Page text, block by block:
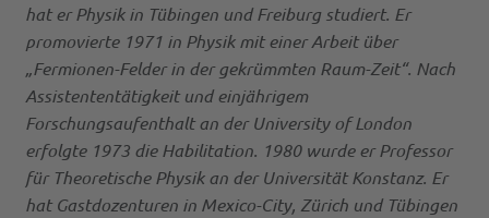
hat er Physik in Tübingen und Freiburg studiert. Er
promovierte 1971 in Physik mit einer Arbeit über
„Fermionen-Felder in der gekrümmten Raum-Zeit“. Nach
Assistententätigkeit und einjährigem
Forschungsaufenthalt an der University of London
erfolgte 1973 die Habilitation. 1980 wurde er Professor
für Theoretische Physik an der Universität Konstanz. Er
hat Gastdozenturen in Mexico-City, Zürich und Tübingen